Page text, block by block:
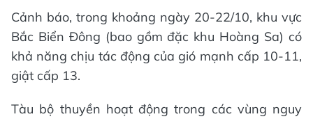
Cảnh báo, trong khoảng ngày 20-22/10, khu vực
Bắc Biển Đông (bao gồm đặc khu Hoàng Sa) có
khả năng chịu tác động của gió mạnh cấp 10-11,
giật cấp 13.
Tàu bộ thuyền hoạt động trong các vùng nguy